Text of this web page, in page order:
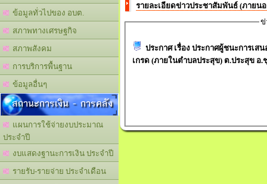
ข้อมูลทั่วไปของ อบต.
สภาพทางเศรษฐกิจ
สภาพสังคม
การบริการพื้นฐาน
ข้อมูลอื่นๆ
สถานะการเงิน - การคลัง
แผนการใช้จ่ายงบประมาณ
ประจำปี
งบแสดงฐานะการเงิน ประจำปี
รายรับ-รายจ่าย ประจำเดือน
รายละเอียดข่าวประชาสัมพันธ์ (ภายน
ข่
ประกาศ เรื่อง ประกาศผู้ชนะการเส
เกรด (ภายในตำบลประสุข) ต.ประสุข อ